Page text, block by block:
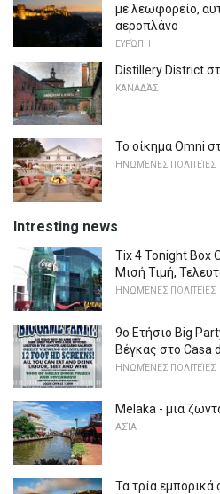
με λεωφορείο,
αεροπλάνο
ΕΥΡΏΠΗ
Distillery District
ΚΑΝΑΔΆΣ
Το οίκημα Omni
ΗΝΩΜΈΝΕΣ ΠΟΛΙΤΕΊΕΣ
Intresting news
Tix 4 Tonight Box
Μισή Τιμή,
ΗΝΩΜΈΝΕΣ ΠΟΛΙΤΕΊΕΣ
9ο Ετήσιο Big
Βέγκας στο Casa
ΗΝΩΜΈΝΕΣ ΠΟΛΙΤΕΊΕΣ
Melaka - μια
ΑΣΊΑ
Τα τρία